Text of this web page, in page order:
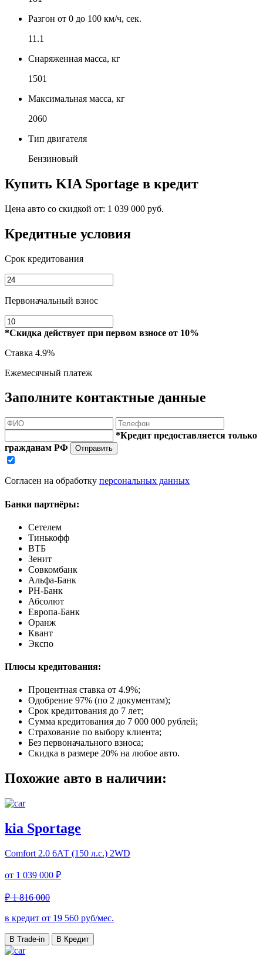
Разгон от 0 до 100 км/ч, сек.
11.1
Снаряженная масса, кг
1501
Максимальная масса, кг
2060
Тип двигателя
Бензиновый
Купить KIA Sportage в кредит
Цена авто со скидкой от: 1 039 000 руб.
Кредитные условия
Срок кредитования
Первоначальный взнос
*Скидка действует при первом взносе от 10%
Ставка 4.9%
Ежемесячный платеж
Заполните контактные данные
*Кредит предоставляется только
гражданам РФ
Отправить
Согласен на обработку персональных данных
Банки партнёры:
Сетелем
Тинькофф
ВТБ
Зенит
Совкомбанк
Альфа-Банк
РН-Банк
Абсолют
Европа-Банк
Оранж
Квант
Экспо
Плюсы кредитования:
Процентная ставка от 4.9%;
Одобрение 97% (по 2 документам);
Срок кредитования до 7 лет;
Сумма кредитования до 7 000 000 рублей;
Страхование по выбору клиента;
Без первоначального взноса;
Скидка в размере 20% на любое авто.
Похожие авто в наличии:
kia Sportage
Comfort 2.0 6АТ (150 л.с.) 2WD
от 1 039 000 ₽
₽ 1 816 000
в кредит от 19 560 руб/мес.
В Trade-in В Кредит